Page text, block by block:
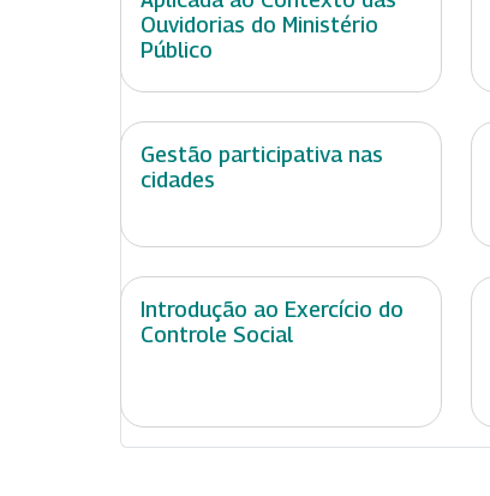
Ouvidorias do Ministério
Público
Gestão participativa nas
cidades
Introdução ao Exercício do
Controle Social